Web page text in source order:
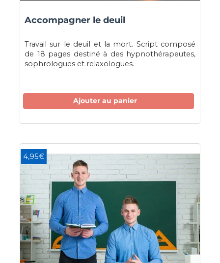
Accompagner le deuil
Travail sur le deuil et la mort. Script composé
de 18 pages destiné à des hypnothérapeutes,
sophrologues et relaxologues.
Ajouter au panier
4,95€